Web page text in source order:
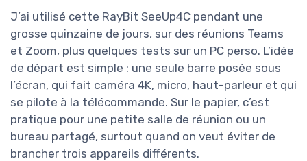
J’ai utilisé cette RayBit SeeUp4C pendant une
grosse quinzaine de jours, sur des réunions Teams
et Zoom, plus quelques tests sur un PC perso. L’idée
de départ est simple : une seule barre posée sous
l’écran, qui fait caméra 4K, micro, haut-parleur et qui
se pilote à la télécommande. Sur le papier, c’est
pratique pour une petite salle de réunion ou un
bureau partagé, surtout quand on veut éviter de
brancher trois appareils différents.